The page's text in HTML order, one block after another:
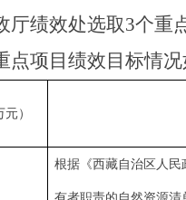
厅绩效处选取3个重
点项目绩效目标情
）
根据《西藏自治区人